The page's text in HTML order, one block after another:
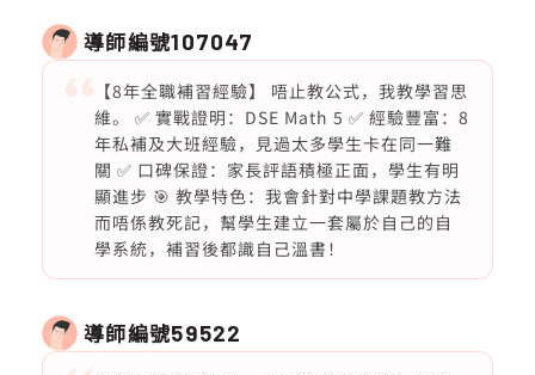
導師編號107047
【8年全職補習經驗】 唔止教公式，我教學習思
維。 ✅ 實戰證明：DSE Math 5 ✅ 經驗豐富：8
年私補及大班經驗，見過太多學生卡在同一難
關 ✅ 口碑保證：家長評語積極正面，學生有明
顯進步 🎯 教學特色：我會針對中學課題教方法
而唔係教死記，幫學生建立一套屬於自己的自
學系統，補習後都識自己溫書！
導師編號59522